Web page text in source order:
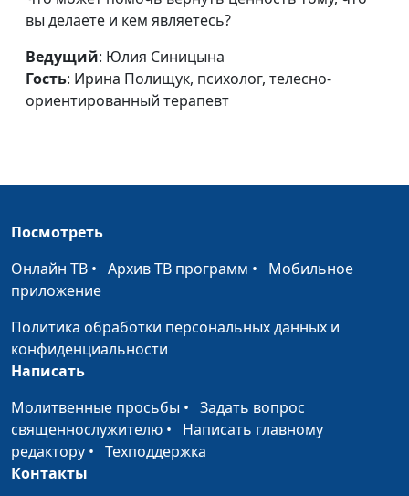
когнитивно -
терапевт
Если стыдно за свои
чувства
когнитивно -
Перфекционизм в
духовной жизни
Мария Мараханова,
психолог,
Психологически зрелый
христианин
Мария Мараханова,
вы делаете и кем являетесь?
Ведущий: Юлия Синицына
Гость: Ирина Полищук, психолог, телесно-
ориентированный терапевт
Посмотреть
Онлайн ТВ • Архив ТВ программ • Мобильное
приложение
Политика обработки персональных данных и
конфиденциальности
Написать
Молитвенные просьбы • Задать вопрос
священнослужителю • Написать главному
редактору • Техподдержка
Контакты